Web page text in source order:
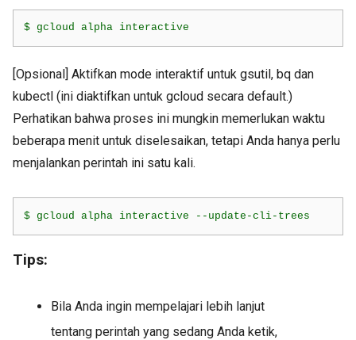
$ gcloud alpha interactive
[Opsional] Aktifkan mode interaktif untuk gsutil, bq dan
kubectl (ini diaktifkan untuk gcloud secara default.)
Perhatikan bahwa proses ini mungkin memerlukan waktu
beberapa menit untuk diselesaikan, tetapi Anda hanya perlu
menjalankan perintah ini satu kali.
$ gcloud alpha interactive --update-cli-trees
Tips:
Bila Anda ingin mempelajari lebih lanjut
tentang perintah yang sedang Anda ketik,